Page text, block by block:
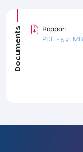
Documents
Rapport
PDF - 5.91 MB